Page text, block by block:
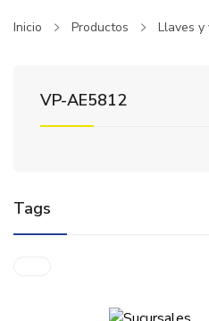
Inicio Productos Llaves y
VP-AE5812
Tags